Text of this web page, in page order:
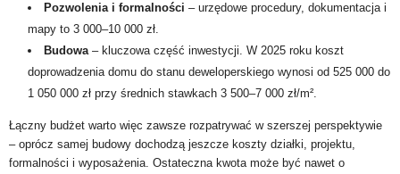
Pozwolenia i formalności – urzędowe procedury, dokumentacja i
mapy to 3 000–10 000 zł.
Budowa– kluczowa część inwestycji. W 2025 roku koszt
doprowadzenia domu do stanu deweloperskiego wynosi od 525 000 do
1 050 000 zł przy średnich stawkach 3 500–7 000 zł/m².
Łączny budżet warto więc zawsze rozpatrywać w szerszej perspektywie
– oprócz samej budowy dochodzą jeszcze koszty działki, projektu,
formalności i wyposażenia. Ostateczna kwota może być nawet o